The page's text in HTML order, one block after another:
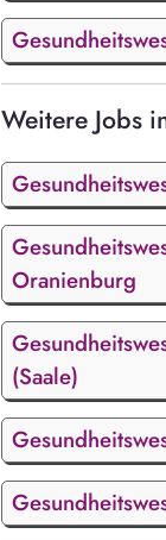
Weitere Jobs
Oranienburg
(Saale)